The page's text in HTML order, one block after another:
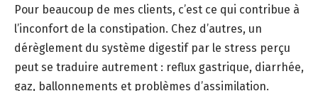
Pour beaucoup de mes clients, c’est ce qui contribue à
l’inconfort de la constipation. Chez d’autres, un
dérèglement du système digestif par le stress perçu
peut se traduire autrement : reflux gastrique, diarrhée,
gaz, ballonnements et problèmes d’assimilation.